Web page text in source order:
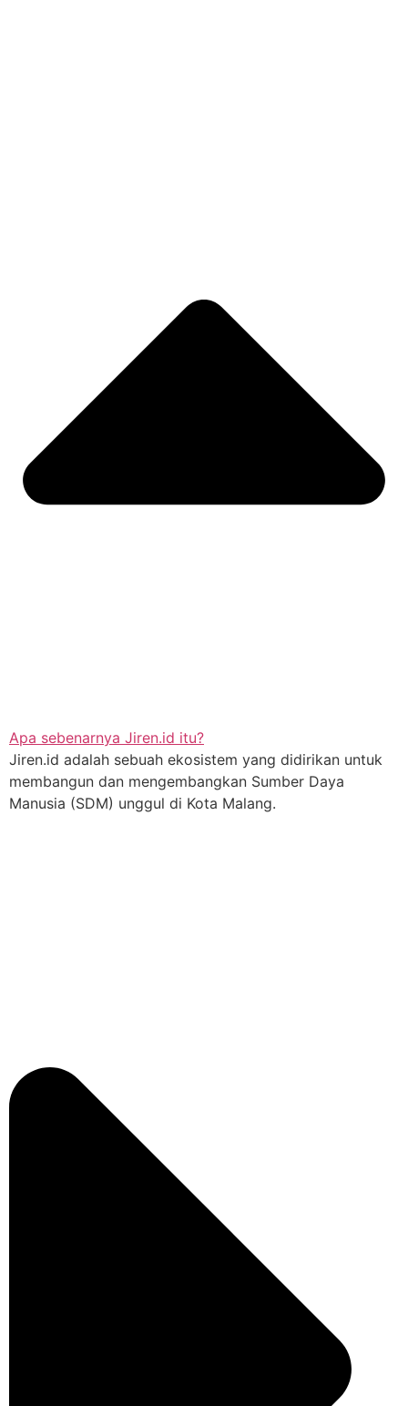
Apa sebenarnya Jiren.id itu?
Jiren.id adalah sebuah ekosistem yang didirikan untuk
membangun dan mengembangkan Sumber Daya
Manusia (SDM) unggul di Kota Malang.